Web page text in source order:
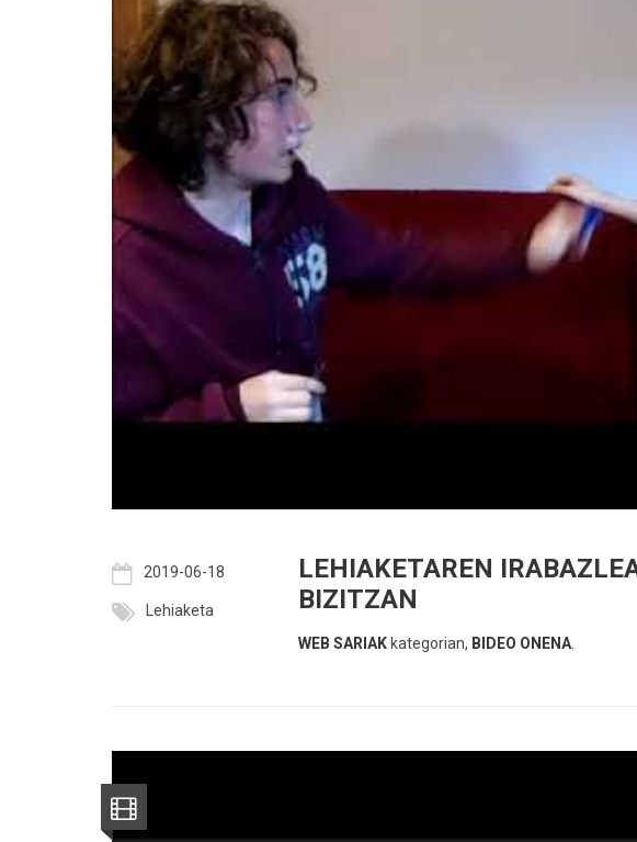
2019-06-18
Lehiaketa
LEHIAKETAREN
BIZITZAN
WEB SARIAKkategorian, BIDEO ONENA.